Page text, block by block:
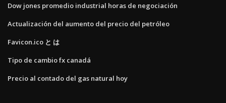
Dow jones promedio industrial horas de negociación
Actualización del aumento del precio del petróleo
Favicon.ico と は
Tipo de cambio fx canadá
Precio al contado del gas natural hoy